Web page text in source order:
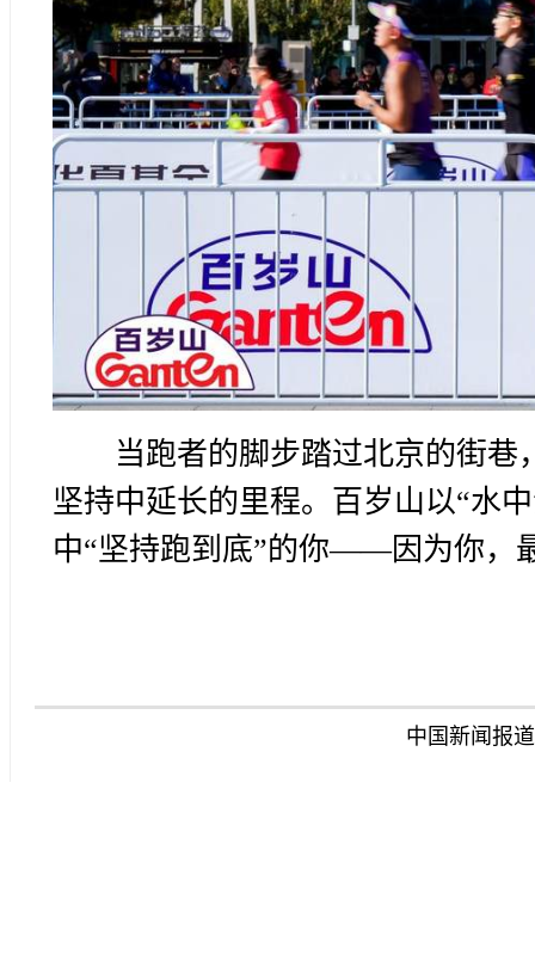
当跑者的脚步踏过北京的街
坚持中延长的里程。百岁山以“水
中“坚持跑到底”的你——因为你，
中国新闻报